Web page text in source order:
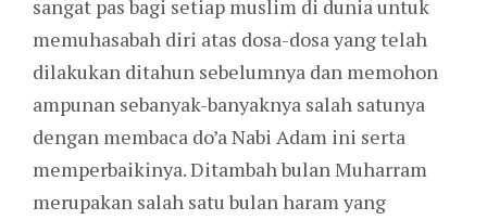
sangat pas bagi setiap muslim di dunia untuk
memuhasabah diri atas dosa-dosa yang telah
dilakukan ditahun sebelumnya dan memohon
ampunan sebanyak-banyaknya salah satunya
dengan membaca do’a Nabi Adam ini serta
memperbaikinya. Ditambah bulan Muharram
merupakan salah satu bulan haram yang